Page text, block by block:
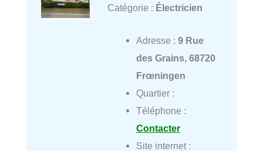
Catégorie : Électricien
Adresse : 9 Rue
des Grains, 68720
Frœningen
Quartier :
Téléphone :
Contacter
Site internet :